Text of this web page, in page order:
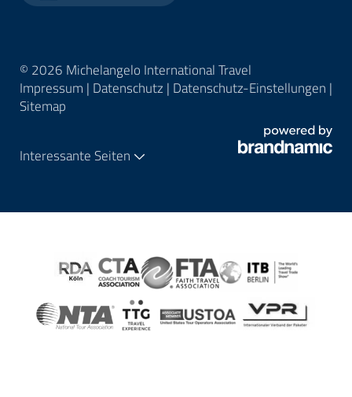
© 2026 Michelangelo International Travel
Impressum | Datenschutz | Datenschutz-Einstellungen |
Sitemap
Interessante Seiten